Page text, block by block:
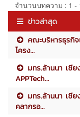
จำนวนบทความ : 1 -
ข่าวล่าสุด
คณะบริหารธุรกิ
โครง...
มทร.ล้านนา เชีย
APPTech...
มทร.ล้านนา เชี
คลากรอ...